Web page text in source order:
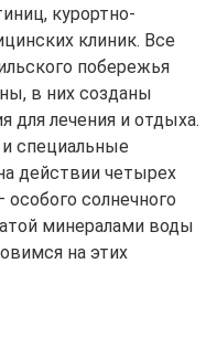
курортно-
клиник. Все
побережья
в них созданы
для лечения и отдыха.
специальные
действии четырех
солнечного
минералами воды
на этих